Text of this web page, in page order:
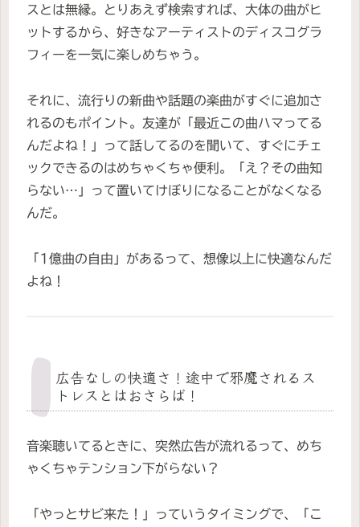
スとは無縁。とりあえず検索すれば、大体の曲がヒ
ットするから、好きなアーティストのディスコグラ
フィーを一気に楽しめちゃう。
それに、流行りの新曲や話題の楽曲がすぐに追加さ
れるのもポイント。友達が「最近この曲ハマってる
んだよね！」って話してるのを聞いて、すぐにチェ
ックできるのはめちゃくちゃ便利。「え？その曲知
らない…」って置いてけぼりになることがなくなる
んだ。
「1億曲の自由」があるって、想像以上に快適なんだ
よね！
広告なしの快適さ！途中で邪魔されるス
トレスとはおさらば！
音楽聴いてるときに、突然広告が流れるって、めち
ゃくちゃテンション下がらない？
「やっとサビ来た！」っていうタイミングで、「こ